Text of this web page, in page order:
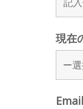
現在
Email